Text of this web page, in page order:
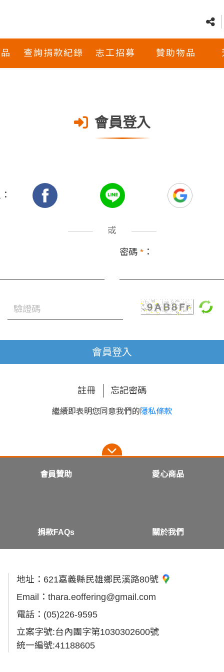
查詢捐款紀錄 志工招募 贊助物品
會員登入
或
密碼 * ：
會員登入
註冊 忘記密碼
繼續即表明您同意我們的隱私條款
會員贊助 愛心商品
捐款FAQs 關於我們
地址： 621嘉義縣民雄鄉民溪路80號
Email：thara.eoffering@gmail.com
電話： (05)226-9595
立案字號:台內團字第1030302600號
統一編號:41188605